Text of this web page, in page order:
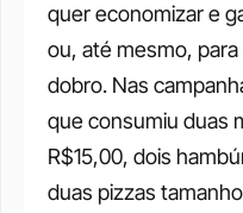
quer economizar e
ou, até mesmo,
dobro. Nas
que consumiu duas
R$15,00, dois
duas pizzas